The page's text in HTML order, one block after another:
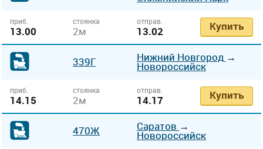
приб.
13.00
стоянка
2м
отправ.
13.02 Купить
339Г Нижний Новгород →
Новороссийск
приб.
14.15
стоянка
2м
отправ.
14.17 Купить
470Ж Саратов →
Новороссийск